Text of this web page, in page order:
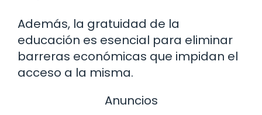
Además, la gratuidad de la
educación es esencial para eliminar
barreras económicas que impidan el
acceso a la misma.
Anuncios